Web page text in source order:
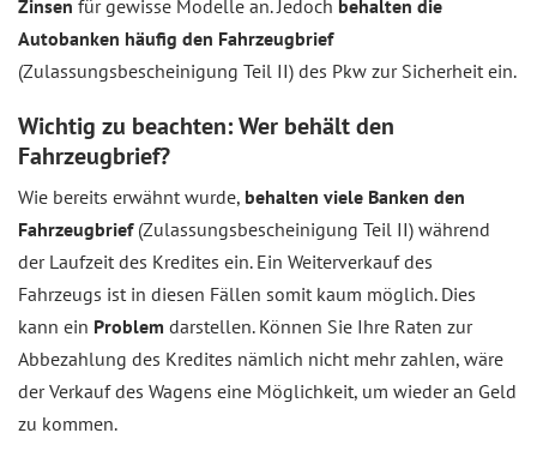
Zinsen für gewisse Modelle an. Jedoch behalten die
Autobanken häufig den Fahrzeugbrief
(Zulassungsbescheinigung Teil II) des Pkw zur Sicherheit ein.
Wichtig zu beachten: Wer behält den
Fahrzeugbrief?
Wie bereits erwähnt wurde, behalten viele Banken den
Fahrzeugbrief(Zulassungsbescheinigung Teil II) während
der Laufzeit des Kredites ein. Ein Weiterverkauf des
Fahrzeugs ist in diesen Fällen somit kaum möglich. Dies
kann ein Problem darstellen. Können Sie Ihre Raten zur
Abbezahlung des Kredites nämlich nicht mehr zahlen, wäre
der Verkauf des Wagens eine Möglichkeit, um wieder an Geld
zu kommen.